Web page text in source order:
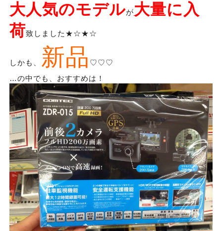
大人気のモデルが大量に入
荷致しました★☆★☆
しかも、 新品 ♡♡♡
…の中でも、おすすめは！